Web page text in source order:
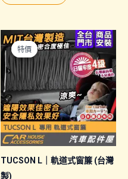
特價
特價
TUCSON L｜軌道式窗簾 (台灣
製)